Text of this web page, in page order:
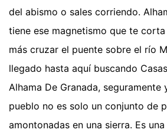
del abismo o sales corriendo.
tiene ese magnetismo que te
más cruzar el puente sobre el río
llegado hasta aquí buscando
Alhama De Granada, seguramente
pueblo no es solo un conjunto de
amontonadas en una sierra. Es